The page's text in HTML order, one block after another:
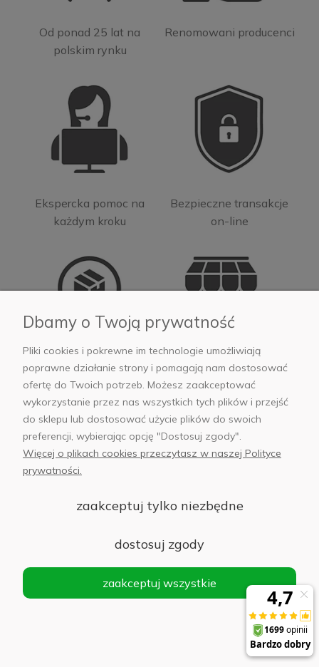
Od ponad 25 lat na
polskim rynku
Renomowani producenci
Ekspercka pomoc na
każdym kroku
Bezpieczne transakcje
on-line
Własny magazyn pod
Warszawą
14 salonów w 12
polskich miastach
Płatności i dostawa
AB Foto
Dbamy o Twoją prywatność
Pliki cookies i pokrewne im technologie umożliwiają
poprawne działanie strony i pomagają nam dostosować
ofertę do Twoich potrzeb. Możesz zaakceptować
wykorzystanie przez nas wszystkich tych plików i przejść
do sklepu lub dostosować użycie plików do swoich
preferencji, wybierając opcję "Dostosuj zgody".
Więcej o plikach cookies przeczytasz w naszej Polityce
prywatności.
zaakceptuj tylko niezbędne
dostosuj zgody
zaakceptuj wszystkie